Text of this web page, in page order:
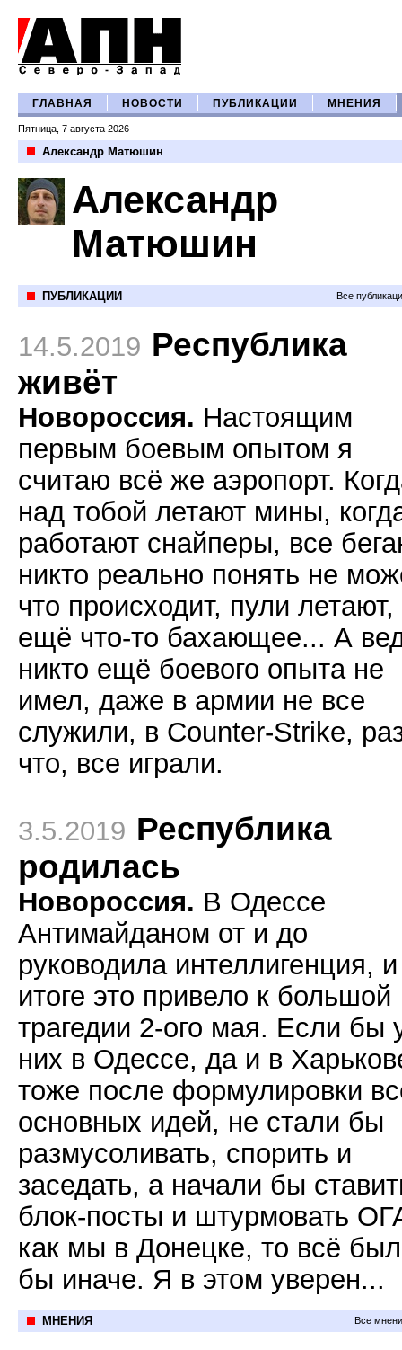
ГЛАВНАЯ НОВОСТИ ПУБЛИКАЦИИ МНЕНИЯ
Пятница, 7 августа 2026
Александр Матюшин
Александр
Матюшин
ПУБЛИКАЦИИ Все
14.5.2019 Республика
живёт
Новороссия. Настоящим
первым боевым опытом я
считаю всё же аэропорт.
над тобой летают мины,
работают снайперы, все
никто реально понять не
что происходит, пули летают,
ещё что-то бахающее... А
никто ещё боевого опыта не
имел, даже в армии не все
служили, в Counter-Strike,
что, все играли.
3.5.2019 Республика
родилась
Новороссия. В Одессе
Антимайданом от и до
руководила интеллигенция,
итоге это привело к большой
трагедии 2-ого мая. Если бы
них в Одессе, да и в
тоже после формулировки
основных идей, не стали бы
размусоливать, спорить и
заседать, а начали бы
блок-посты и штурмовать
как мы в Донецке, то всё
бы иначе. Я в этом уверен...
МНЕНИЯ Все